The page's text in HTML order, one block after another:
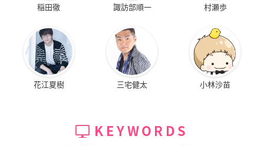
稲田徹 諏訪部順一 村瀬歩
花江夏樹 三宅健太 小林沙苗
KEYWORDS